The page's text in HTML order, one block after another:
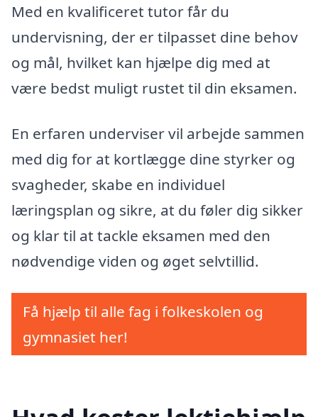
Med en kvalificeret tutor får du
undervisning, der er tilpasset dine behov
og mål, hvilket kan hjælpe dig med at
være bedst muligt rustet til din eksamen.
En erfaren underviser vil arbejde sammen
med dig for at kortlægge dine styrker og
svagheder, skabe en individuel
læringsplan og sikre, at du føler dig sikker
og klar til at tackle eksamen med den
nødvendige viden og øget selvtillid.
Få hjælp til alle fag i folkeskolen og
gymnasiet her!